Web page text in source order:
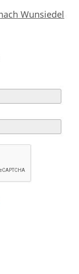
Wunsiedel